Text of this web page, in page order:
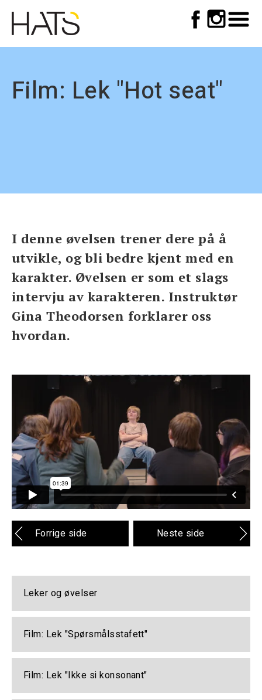
main
navigation
Top
meny
Film: Lek "Hot seat"
I denne øvelsen trener dere på å
utvikle, og bli bedre kjent med en
karakter. Øvelsen er som et slags
intervju av karakteren. Instruktør
Gina Theodorsen forklarer oss
hvordan.
Forrige side Neste side
Leker og øvelser
Film: Lek "Spørsmålsstafett"
Film: Lek "Ikke si konsonant"